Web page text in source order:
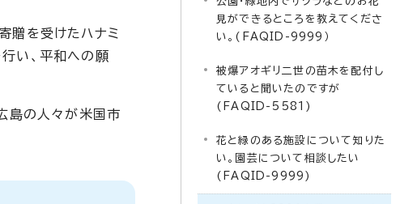
贈を受けたハナミ
い、平和への願
島の人々が米国市
見ができるところを教えてくださ
い。(FAQID-9999）
被爆アオギリ二世の苗木を配付し
ていると聞いたのですが
(FAQID-5581)
花と緑のある施設について知りた
い。園芸について相談したい
(FAQID-9999)